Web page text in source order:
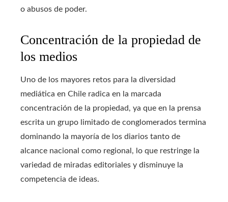
o abusos de poder.
Concentración de la propiedad de
los medios
Uno de los mayores retos para la diversidad
mediática en Chile radica en la marcada
concentración de la propiedad, ya que en la prensa
escrita un grupo limitado de conglomerados termina
dominando la mayoría de los diarios tanto de
alcance nacional como regional, lo que restringe la
variedad de miradas editoriales y disminuye la
competencia de ideas.